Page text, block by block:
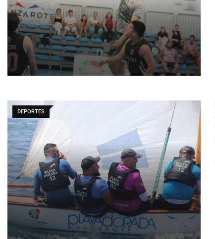
DEPORTES